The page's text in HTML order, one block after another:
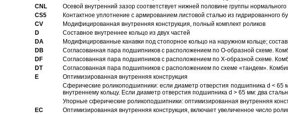
CNL
Осевой внутренний зазор соответствует нижней половине группы нормального
CS5
Контактное уплотнение с армированием листовой сталью из гидрированного
CV
Модифицированная внутренняя конструкция, полный комплект роликов
D
Составное внутреннее кольцо из двух частей
DA
Модифицированные канавки под стопорное кольцо на наружном кольце;
DB
Согласованная пара подшипников с расположением по О-образной схеме.
DF
Согласованная пара подшипников с расположением по Х-образной схеме.
DT
Согласованная пара подшипников с расположением по схеме «тандем».
E
Оптимизированная внутренняя конструкция
Сферические роликоподшипники: если диаметр отверстия подшипника d < 65
внутреннему кольцу. Если диаметр отверстия подшипника d > 65 мм: два
Упорные сферические роликоподшипники: оптимизированная внутренняя
EC
Oптимизированная внутренняя конструкция, включает увеличенное число